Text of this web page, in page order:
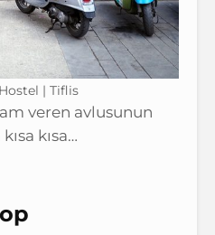
| Tiflis
veren avlusunun
kısa…